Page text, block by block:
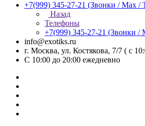
+7(999) 345-27-21 (Звонки / Max /
Назад
Телефоны
+7(999) 345-27-21 (Звонки /
info@exotiks.ru
г. Москва, ул. Костякова, 7/7 ( с
С 10:00 до 20:00 ежедневно